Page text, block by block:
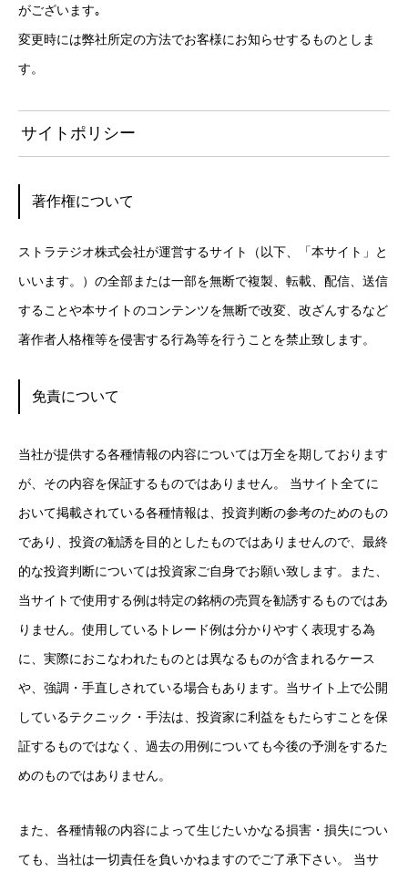
がございます｡
変更時には弊社所定の方法でお客様にお知らせするものとしま
す。
サイトポリシー
著作権について
ストラテジオ株式会社が運営するサイト（以下、「本サイト」と
いいます。）の全部または一部を無断で複製、転載、配信、送信
することや本サイトのコンテンツを無断で改変、改ざんするなど
著作者人格権等を侵害する行為等を行うことを禁止致します。
免責について
当社が提供する各種情報の内容については万全を期しております
が、その内容を保証するものではありません。 当サイト全てに
おいて掲載されている各種情報は、投資判断の参考のためのもの
であり、投資の勧誘を目的としたものではありませんので、最終
的な投資判断については投資家ご自身でお願い致します。また、
当サイトで使用する例は特定の銘柄の売買を勧誘するものではあ
りません。使用しているトレード例は分かりやすく表現する為
に、実際におこなわれたものとは異なるものが含まれるケース
や、強調・手直しされている場合もあります。当サイト上で公開
しているテクニック・手法は、投資家に利益をもたらすことを保
証するものではなく、過去の用例についても今後の予測をするた
めのものではありません。
また、各種情報の内容によって生じたいかなる損害・損失につい
ても、当社は一切責任を負いかねますのでご了承下さい。 当サ